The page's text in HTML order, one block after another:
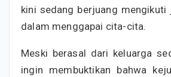
kini sedang berjuang mengikuti
dalam menggapai cita-cita.
Meski berasal dari keluarga
ingin membuktikan bahwa